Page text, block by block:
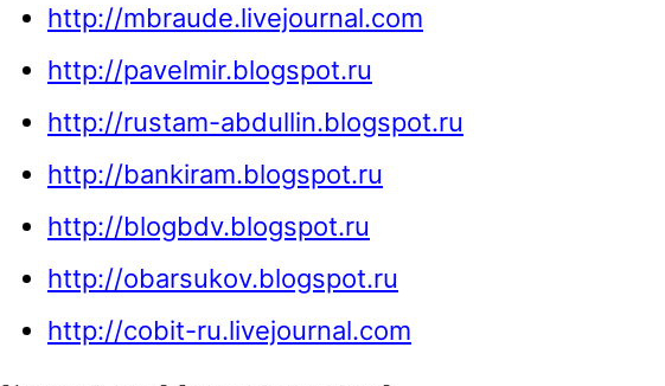
http://mbraude.livejournal.com
http://pavelmir.blogspot.ru
http://rustam-abdullin.blogspot.ru
http://bankiram.blogspot.ru
http://blogbdv.blogspot.ru
http://obarsukov.blogspot.ru
http://cobit-ru.livejournal.com